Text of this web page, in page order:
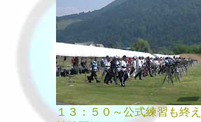
１３：５０～公式練習も終